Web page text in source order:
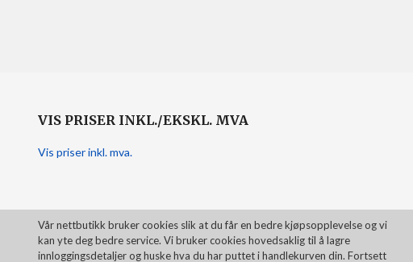
VIS PRISER INKL./EKSKL. MVA
Vis priser inkl. mva.
Vår nettbutikk bruker cookies slik at du får en bedre kjøpsopplevelse og vi
kan yte deg bedre service. Vi bruker cookies hovedsaklig til å lagre
innloggingsdetaljer og huske hva du har puttet i handlekurven din. Fortsett